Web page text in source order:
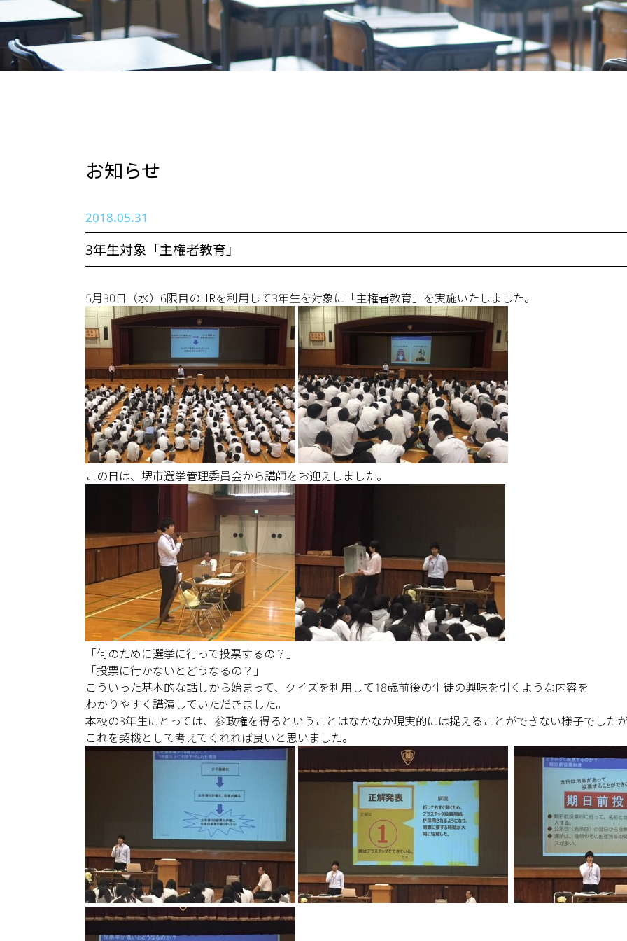
お知らせ
2018.05.31
3年生対象「主権者教育」
5月30日（水）6限目のHRを利用して3年生を対象に「主権者教育」を実施いたしました。
この日は、堺市選挙管理委員会から講師をお迎えしました。
「何のために選挙に行って投票するの？」
「投票に行かないとどうなるの？」
こういった基本的な話しから始まって、クイズを利用して18歳前後の生徒の興味を引くような内容を
わかりやすく講演していただきました。
本校の3年生にとっては、参政権を得るということはなかなか現実的には捉えることができない様子でした
これを契機として考えてくれれば良いと思いました。